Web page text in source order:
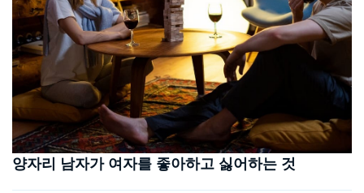
양자리 남자가 여자를 좋아하고 싫어하는 것